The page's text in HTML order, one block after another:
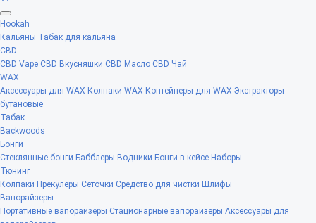
Hookah
Кальяны Табак для кальяна
CBD
CBD Vape CBD Вкусняшки CBD Масло CBD Чай
WAX
Аксессуары для WAX Колпаки WAX Контейнеры для WAX Экстракторы
бутановые
Табак
Backwoods
Бонги
Стеклянные бонги Бабблеры Водники Бонги в кейсе Наборы
Тюнинг
Колпаки Прекулеры Сеточки Средство для чистки Шлифы
Вапорайзеры
Портативные вапорайзеры Стационарные вапорайзеры Аксессуары для